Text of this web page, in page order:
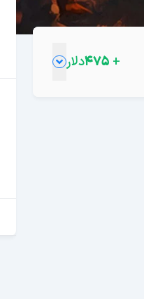
+
475دلار